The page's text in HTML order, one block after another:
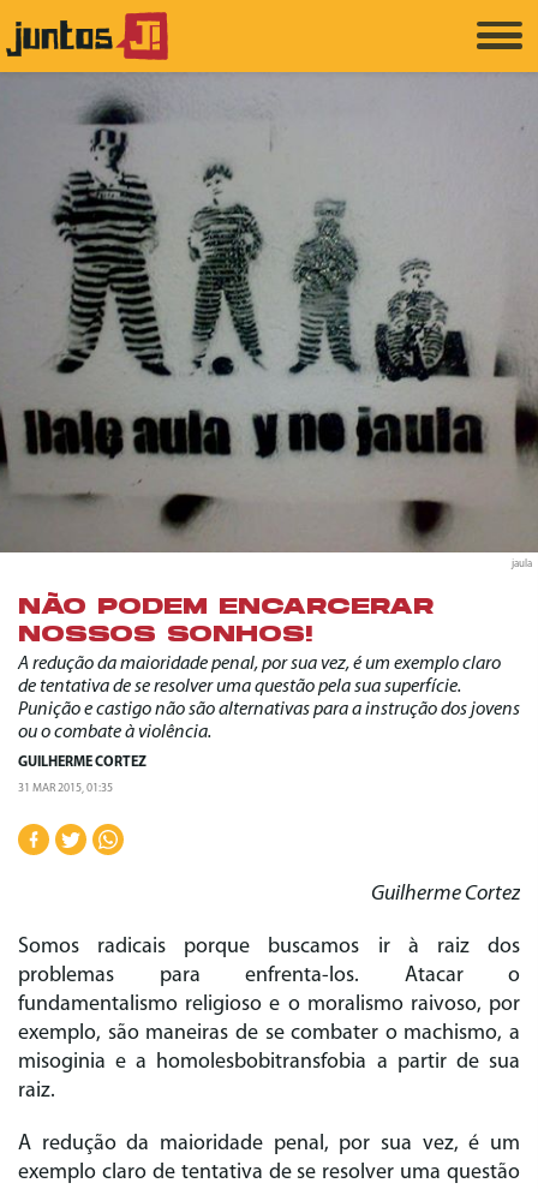
jaula
NÃO PODEM ENCARCERAR
NOSSOS SONHOS!
A redução da maioridade penal, por sua vez, é um exemplo claro
de tentativa de se resolver uma questão pela sua superfície.
Punição e castigo não são alternativas para a instrução dos jovens
ou o combate à violência.
GUILHERME CORTEZ
31 MAR 2015, 01:35
Guilherme Cortez
Somos radicais porque buscamos ir à raiz dos
problemas para enfrenta-los. Atacar o
fundamentalismo religioso e o moralismo raivoso, por
exemplo, são maneiras de se combater o machismo, a
misoginia e a homolesbobitransfobia a partir de sua
raiz.
A redução da maioridade penal, por sua vez, é um
exemplo claro de tentativa de se resolver uma questão